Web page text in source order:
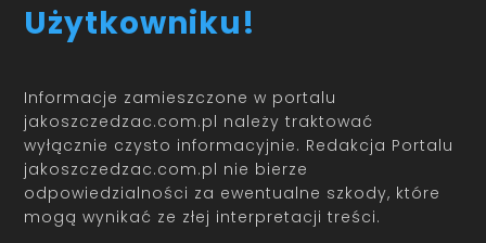
Użytkowniku!
Informacje zamieszczone w portalu
jakoszczedzac.com.pl należy traktować
wyłącznie czysto informacyjnie. Redakcja Portalu
jakoszczedzac.com.pl nie bierze
odpowiedzialności za ewentualne szkody, które
mogą wynikać ze złej interpretacji treści.